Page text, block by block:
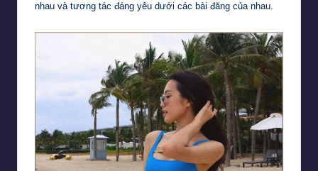
nhau và tương tác đáng yêu dưới các bài đăng của nhau.